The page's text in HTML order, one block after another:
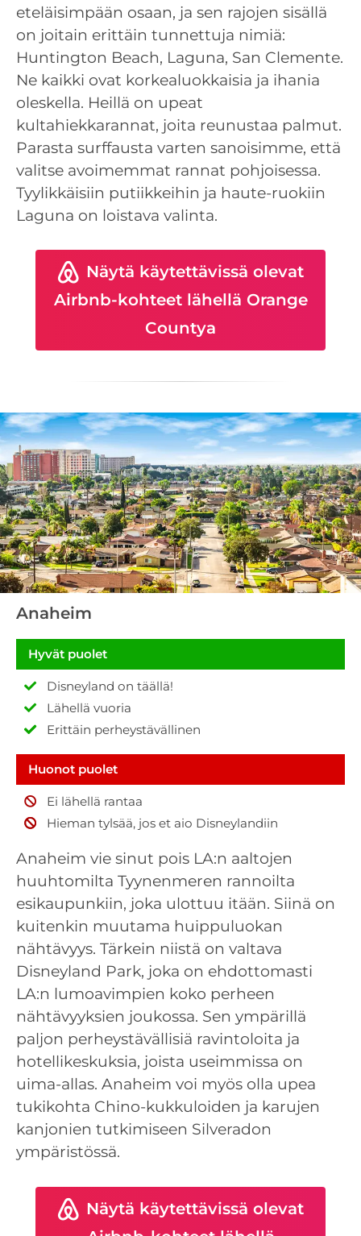
eteläisimpään osaan, ja sen rajojen sisällä
on joitain erittäin tunnettuja nimiä:
Huntington Beach, Laguna, San Clemente.
Ne kaikki ovat korkealuokkaisia ja ihania
oleskella. Heillä on upeat
kultahiekkarannat, joita reunustaa palmut.
Parasta surffausta varten sanoisimme, että
valitse avoimemmat rannat pohjoisessa.
Tyylikkäisiin putiikkeihin ja haute-ruokiin
Laguna on loistava valinta.
Näytä käytettävissä olevat
Airbnb-kohteet lähellä Orange
Countya
Anaheim
Hyvät puolet
Disneyland on täällä!
Lähellä vuoria
Erittäin perheystävällinen
Huonot puolet
Ei lähellä rantaa
Hieman tylsää, jos et aio Disneylandiin
Anaheim vie sinut pois LA:n aaltojen
huuhtomilta Tyynenmeren rannoilta
esikaupunkiin, joka ulottuu itään. Siinä on
kuitenkin muutama huippuluokan
nähtävyys. Tärkein niistä on valtava
Disneyland Park, joka on ehdottomasti
LA:n lumoavimpien koko perheen
nähtävyyksien joukossa. Sen ympärillä
paljon perheystävällisiä ravintoloita ja
hotellikeskuksia, joista useimmissa on
uima-allas. Anaheim voi myös olla upea
tukikohta Chino-kukkuloiden ja karujen
kanjonien tutkimiseen Silveradon
ympäristössä.
Näytä käytettävissä olevat